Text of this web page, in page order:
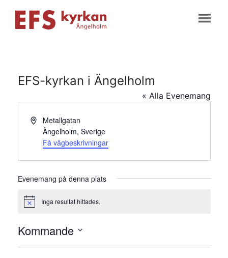
EFS-kyrkan i Ängelholm
« Alla Evenemang
AdressMetallgatan
Ängelholm, Sverige
Få vägbeskrivningar
Evenemang på denna plats
Notis Inga resultat hittades.
Kommande